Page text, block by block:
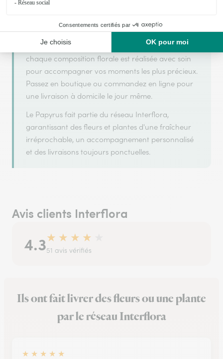
Le Papyrus est un fleuriste artisan situé à Serres
Castet. Avec un souci de fraîcheur et de créativité,
chaque composition florale est réalisée avec soin
pour accompagner vos moments les plus précieux.
Passez en boutique ou commandez en ligne pour
une livraison à domicile le jour même.
Le Papyrus fait partie du réseau Interflora,
garantissant des fleurs et plantes d'une fraîcheur
irréprochable, un accompagnement personnalisé
et des livraisons toujours ponctuelles.
Avis clients Interflora
4.3★ ★ ★ ★
51 avis vérifiés
Ils ont fait livrer des fleurs ou une plante
par le réseau Interflora
★ ★ ★ ★ ★